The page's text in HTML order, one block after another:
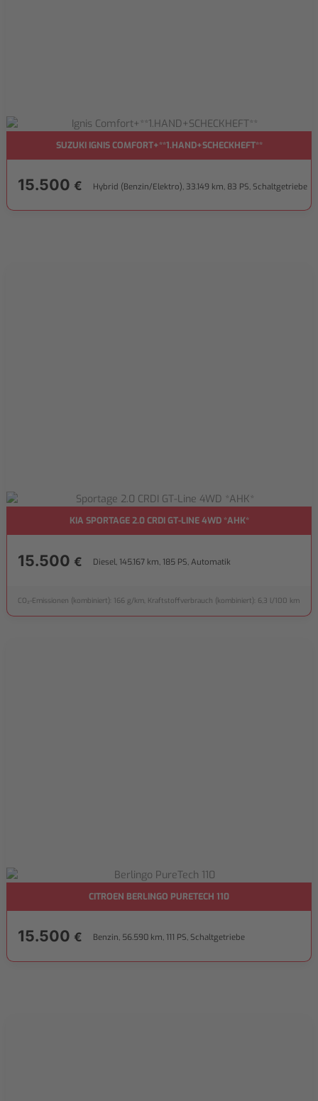
SUZUKI IGNIS COMFORT+**1.HAND+SCHECKHEFT**
15.500 € Hybrid (Benzin/Elektro), 33.149 km, 83 PS, Schaltgetriebe
KIA SPORTAGE 2.0 CRDI GT-LINE 4WD *AHK*
15.500 € Diesel, 145.167 km, 185 PS, Automatik
CO₂-Emissionen (kombiniert): 166 g/km, Kraftstoffverbrauch (kombiniert): 6,3 l/100 km
CITROEN BERLINGO PURETECH 110
15.500 € Benzin, 56.590 km, 111 PS, Schaltgetriebe